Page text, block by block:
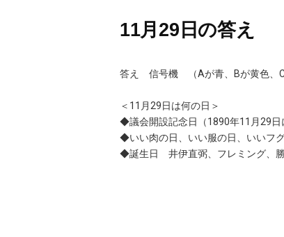
11月29日の答え
答え 信号機 （Aが青、Bが黄色、C
＜11月29日は何の日＞
◆議会開設記念日（1890年11月29日
◆いい肉の日、いい服の日、いいフ
◆誕生日 井伊直弼、フレミング、